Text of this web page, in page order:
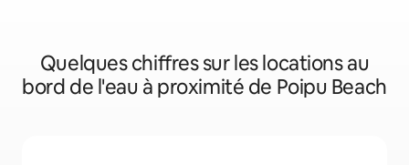
Quelques chiffres sur les locations au
bord de l'eau à proximité de Poipu Beach